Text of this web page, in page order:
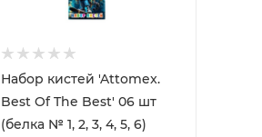
Набор кистей 'Attomex.
Best Of The Best' 06 шт
(белка № 1, 2, 3, 4, 5, 6)